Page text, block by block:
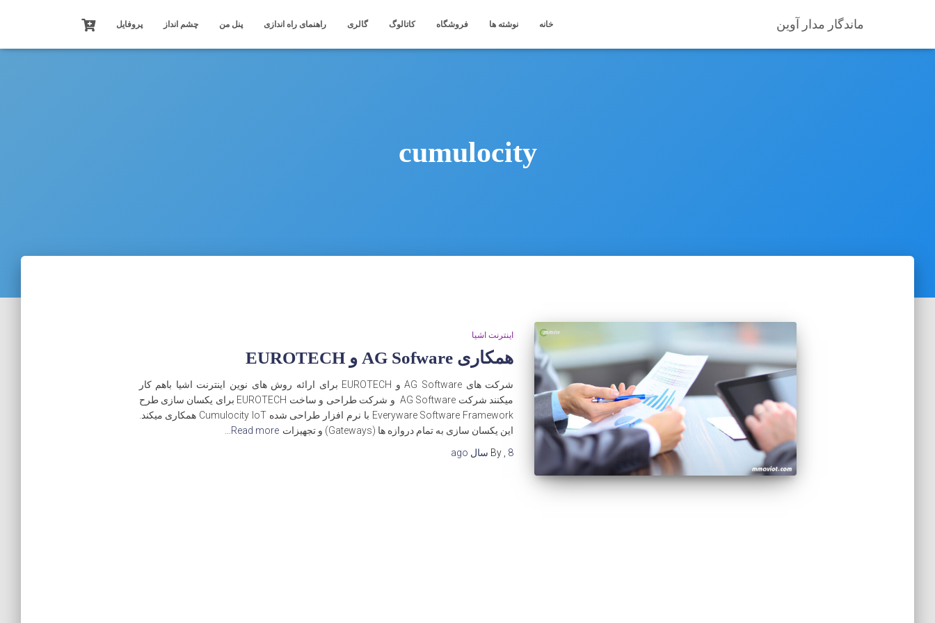
ماندگار مدار آوین خانه نوشته ها فروشگاه کاتالوگ گالری راهنمای راه اندازی پنل من چشم انداز پروفایل
cumulocity
اینترنت اشیا
همکاری AG Sofware و EUROTECH
شرکت های AG Software و EUROTECH برای ارائه روش های نوین اینترنت اشیا باهم کار
میکنند شرکت AG Software و شرکت طراحی و ساخت EUROTECH برای یکسان سازی طرح
Everyware Software Framework با نرم افزار طراحی شده Cumulocity IoT همکاری میکند.
این یکسان سازی به تمام دروازه ها (Gateways) و تجهیزات
Read more…
By
8 سال